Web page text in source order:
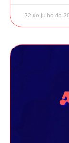
22 de julho de